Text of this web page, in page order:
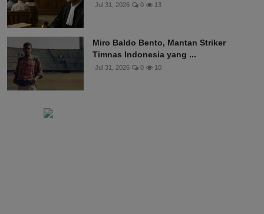
Jul 31, 2026 0 13
Miro Baldo Bento, Mantan Striker
Timnas Indonesia yang ...
Jul 31, 2026 0 10